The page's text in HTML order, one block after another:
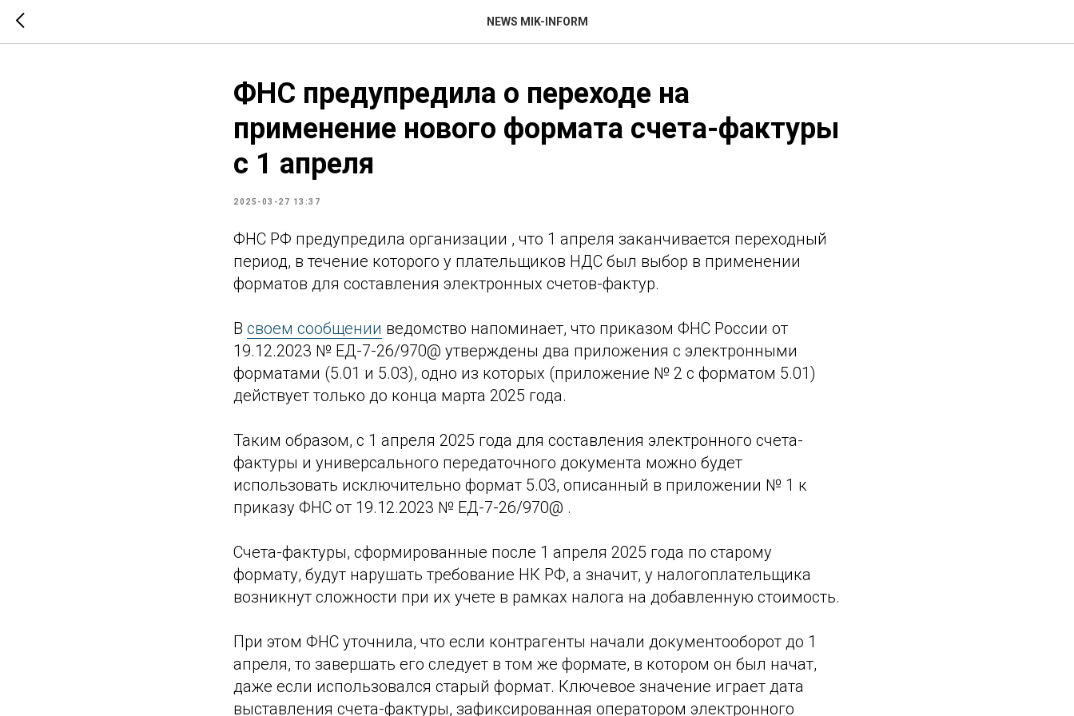
NEWS MIK-INFORM
ФНС предупредила о переходе на
применение нового формата счета-фактуры
с 1 апреля
2025-03-27 13:37
ФНС РФ предупредила организации , что 1 апреля заканчивается переходный
период, в течение которого у плательщиков НДС был выбор в применении
форматов для составления электронных счетов-фактур.
В своем сообщении ведомство напоминает, что приказом ФНС России от
19.12.2023 № ЕД-7-26/970@ утверждены два приложения с электронными
форматами (5.01 и 5.03), одно из которых (приложение № 2 с форматом 5.01)
действует только до конца марта 2025 года.
Таким образом, с 1 апреля 2025 года для составления электронного счета-
фактуры и универсального передаточного документа можно будет
использовать исключительно формат 5.03, описанный в приложении № 1 к
приказу ФНС от 19.12.2023 № ЕД-7-26/970@ .
Счета-фактуры, сформированные после 1 апреля 2025 года по старому
формату, будут нарушать требование НК РФ, а значит, у налогоплательщика
возникнут сложности при их учете в рамках налога на добавленную стоимость.
При этом ФНС уточнила, что если контрагенты начали документооборот до 1
апреля, то завершать его следует в том же формате, в котором он был начат,
даже если использовался старый формат. Ключевое значение играет дата
выставления счета-фактуры, зафиксированная оператором электронного